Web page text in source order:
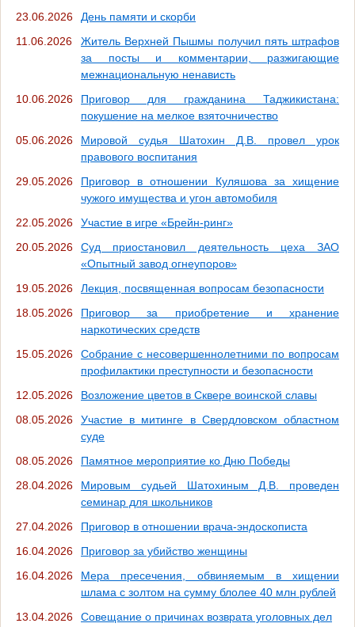
23.06.2026
День памяти и скорби
11.06.2026
Житель Верхней Пышмы получил пять штрафов
за посты и комментарии, разжигающие
межнациональную ненависть
10.06.2026
Приговор для гражданина Таджикистана:
покушение на мелкое взяточничество
05.06.2026
Мировой судья Шатохин Д.В. провел урок
правового воспитания
29.05.2026
Приговор в отношении Куляшова за хищение
чужого имущества и угон автомобиля
22.05.2026
Участие в игре «Брейн-ринг»
20.05.2026
Суд приостановил деятельность цеха ЗАО
«Опытный завод огнеупоров»
19.05.2026
Лекция, посвященная вопросам безопасности
18.05.2026
Приговор за приобретение и хранение
наркотических средств
15.05.2026
Собрание с несовершеннолетними по вопросам
профилактики преступности и безопасности
12.05.2026
Возложение цветов в Сквере воинской славы
08.05.2026
Участие в митинге в Свердловском областном
суде
08.05.2026
Памятное мероприятие ко Дню Победы
28.04.2026
Мировым судьей Шатохиным Д.В. проведен
семинар для школьников
27.04.2026
Приговор в отношении врача-эндоскописта
16.04.2026
Приговор за убийство женщины
16.04.2026
Мера пресечения, обвиняемым в хищении
шлама с золтом на сумму блолее 40 млн рублей
13.04.2026
Совещание о причинах возврата уголовных дел